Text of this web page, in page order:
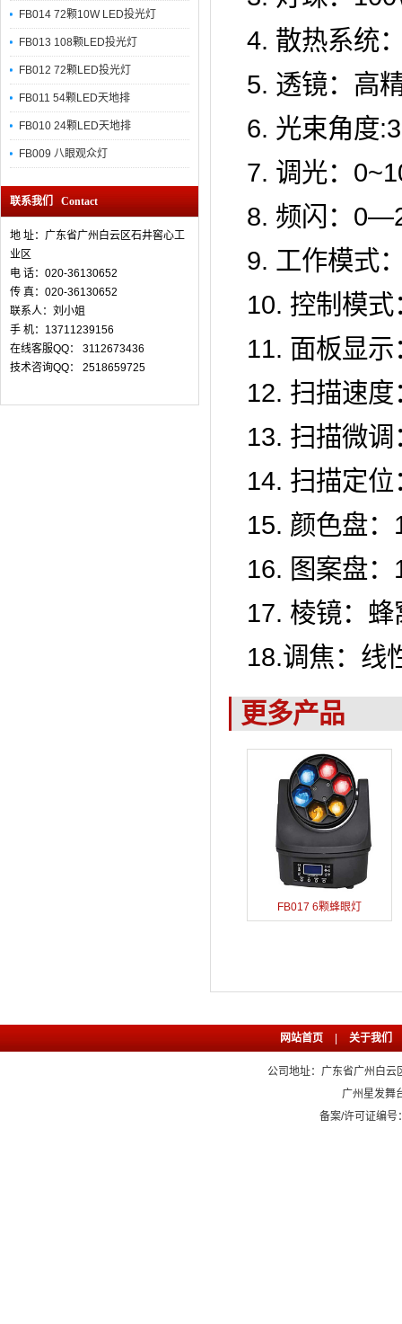
FB014 72颗10W LED投光灯
FB013 108颗LED投光灯
FB012 72颗LED投光灯
FB011 54颗LED天地排
FB010 24颗LED天地排
FB009 八眼观众灯
联系我们 Contact
地 址：广东省广州白云区石井窖心工
业区
电 话：020-36130652
传 真： 020-36130652
联系人：刘小姐
手 机：13711239156
在线客服QQ： 3112673436
技术咨询QQ： 2518659725
4. 散热系统
5. 透镜：高
6. 光束角度
7. 调光：
8. 频闪：
9. 工作模式
10. 控制模
11. 面板显
12. 扫描速度
13. 扫描微
14. 扫描定
15. 颜色盘
16. 图案盘
17. 棱镜：
18.调焦：线
更多产品
FB017 6颗蜂眼灯
网站首页 关于我们
公司地址：广东省广州白
广州星发舞
备案/许可证编号